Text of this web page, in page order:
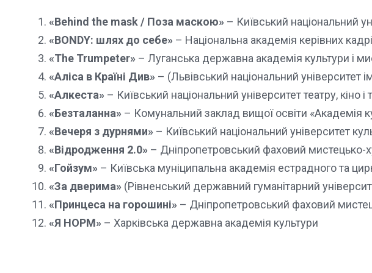
«Behind the mask / Поза маскою»– Київський національний
«BONDY: шлях до себе»– Національна академія керівних
«The Trumpeter»– Луганська державна академія культури і
«Аліса в Країні Див»– (Львівський національний університет
«Алкеста»– Київський національний університет театру, кіно
«Безталанна»– Комунальний заклад вищої освіти «Академія
«Вечеря з дурнями»– Київський національний університет
«Відродження 2.0»– Дніпропетровський фаховий мистецько-
«Гойзум»– Київська муніципальна академія естрадного та
«За дверима»(Рівненський державний гуманітарний
«Принцеса на горошині»– Дніпропетровський фаховий
«Я НОРМ»– Харківська державна академія культури